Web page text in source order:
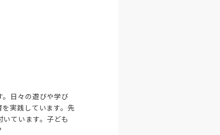
。日々の遊びや学び
実践しています。先
ています。子ども